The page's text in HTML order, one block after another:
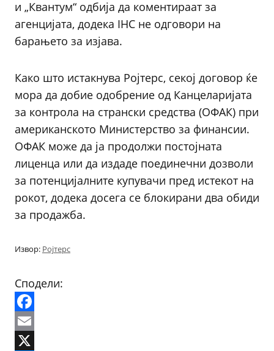
и „Квантум“ одбија да коментираат за
агенцијата, додека IHC не одговори на
барањето за изјава.
Како што истакнува Ројтерс, секој договор ќе
мора да добие одобрение од Канцеларијата
за контрола на странски средства (ОФАК) при
американското Министерство за финансии.
ОФАК може да ја продолжи постојната
лиценца или да издаде поединечни дозволи
за потенцијалните купувачи пред истекот на
рокот, додека досега се блокирани два обиди
за продажба.
Извор: Ројтерс
Сподели:
Facebook
Email